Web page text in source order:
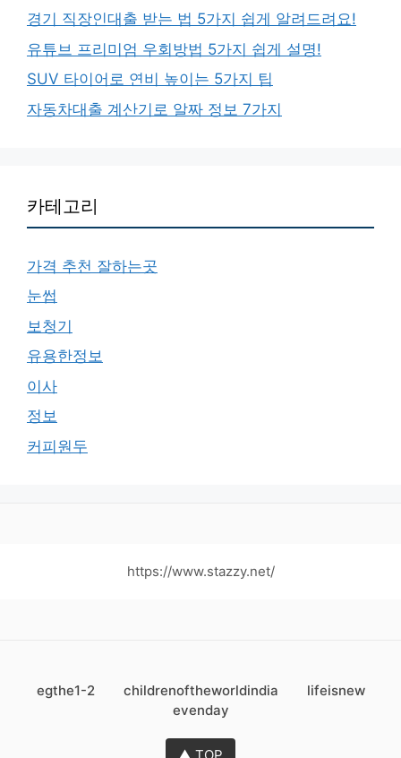
경기 직장인대출 받는 법 5가지 쉽게 알려드려요!
유튜브 프리미엄 우회방법 5가지 쉽게 설명!
SUV 타이어로 연비 높이는 5가지 팁
자동차대출 계산기로 알짜 정보 7가지
카테고리
가격 추천 잘하는곳
눈썹
보청기
유용한정보
이사
정보
커피원두
https://www.stazzy.net/
egthe1-2 childrenoftheworldindia
lifeisnew
evenday
▲ TOP